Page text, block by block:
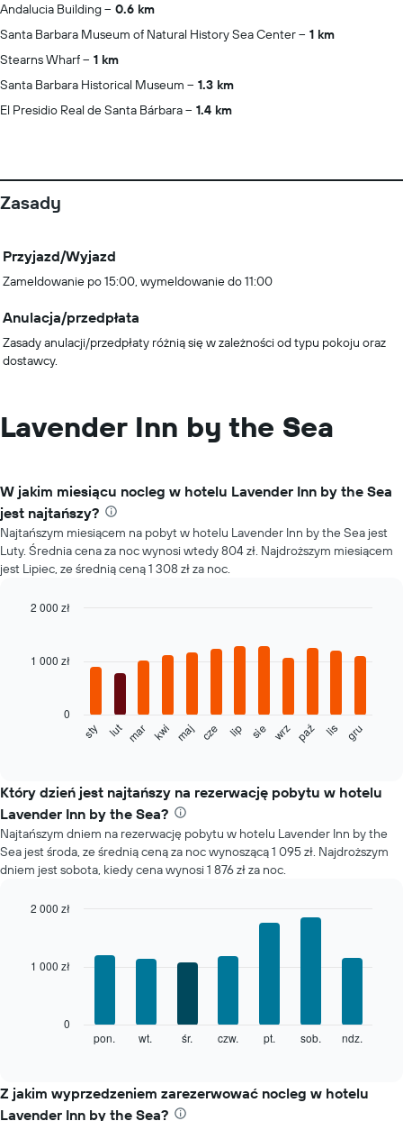
Andalucia Building
0.6 km
Santa Barbara Museum of Natural History Sea Center
1 km
Stearns Wharf
1 km
Santa Barbara Historical Museum
1.3 km
El Presidio Real de Santa Bárbara
1.4 km
Zasady
Przyjazd/Wyjazd
Zameldowanie po 15:00, wymeldowanie do 11:00
Anulacja/przedpłata
Zasady anulacji/przedpłaty różnią się w zależności od typu pokoju oraz
dostawcy.
Lavender Inn by the Sea
W jakim miesiącu nocleg w hotelu Lavender Inn by the Sea
jest najtańszy?
Najtańszym miesiącem na pobyt w hotelu Lavender Inn by the Sea jest
Luty. Średnia cena za noc wynosi wtedy 804 zł. Najdroższym miesiącem
jest Lipiec, ze średnią ceną 1 308 zł za noc.
with
Poniższy
cenę
pokoju
dla
każdego
miesiąca
Wykres
przedstawiającą
miesiące.
średnią
cenę
sty lut mar kwi maj cze lip sie wrz paź lis gru
0
1 000 zł
2 000 zł
Który dzień jest najtańszy na rezerwację pobytu w hotelu
Lavender Inn by the Sea?
Najtańszym dniem na rezerwację pobytu w hotelu Lavender Inn by the
Sea jest środa, ze średnią ceną za noc wynoszącą 1 095 zł. Najdroższym
dniem jest sobota, kiedy cena wynosi 1 876 zł za noc.
Poniższy
cenę
pokoju
pon. wt. śr. czw. pt. sob. ndz.
0
1 000 zł
2 000 zł
Z jakim wyprzedzeniem zarezerwować nocleg w hotelu
Lavender Inn by the Sea?